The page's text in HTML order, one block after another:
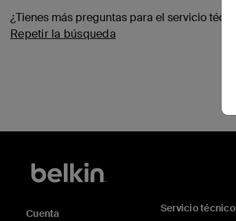
¿Tienes más preguntas para el servicio
Repetir la búsqueda
Cuenta
Servicio técnico